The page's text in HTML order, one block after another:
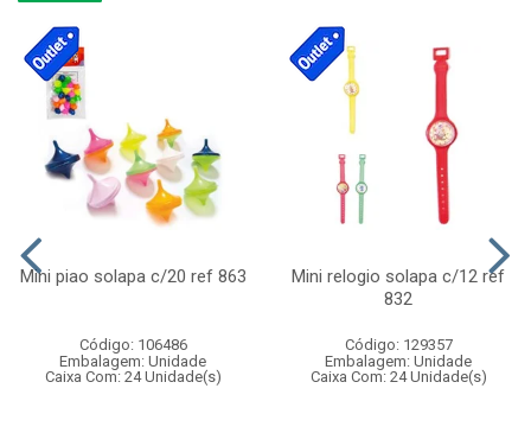
Mini piao solapa c/20 ref 863
Código: 106486
Embalagem: Unidade
Caixa Com: 24 Unidade(s)
Mini relogio solapa c/12 ref
832
Código: 129357
Embalagem: Unidade
Caixa Com: 24 Unidade(s)